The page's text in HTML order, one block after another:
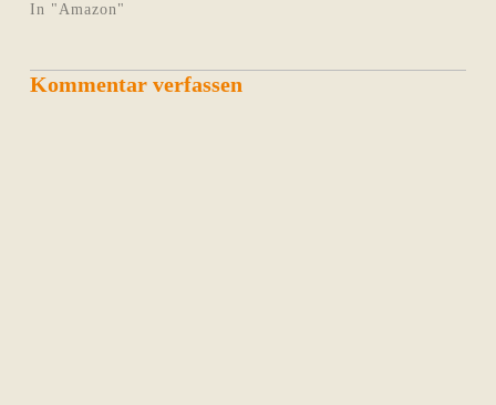
In "Amazon"
Kommentar verfassen